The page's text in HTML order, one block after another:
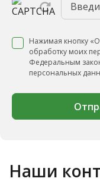
Нажимая кнопку
обработку моих
Федеральным
персональных
Наши